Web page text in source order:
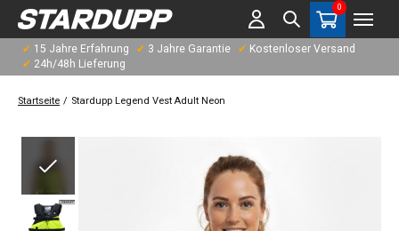
0items
✔ 15 Jahre Erfahrung ✔ 3 Jahre Garantie ✔ Kostenloser Versand
✔ 24h/48h Lieferung
Startseite / Stardupp Legend Vest Adult Neon